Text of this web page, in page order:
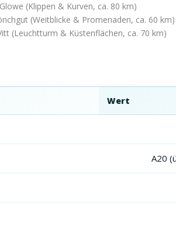
(Klippen & Kurven, ca. 80 km)
(Weitblicke & Promenaden, ca. 60 km)
(Leuchtturm & Küstenflächen, ca. 70 km)
Wert
A20